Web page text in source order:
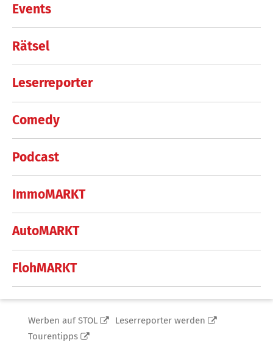
Events
Rätsel
Leserreporter
Comedy
Podcast
ImmoMARKT
AutoMARKT
FlohMARKT
Werben auf STOL
Leserreporter werden
Tourentipps